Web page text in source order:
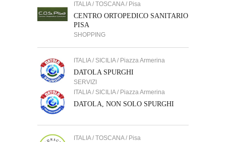
ITALIA / TOSCANA / Pisa
CENTRO ORTOPEDICO SANITARIO
PISA
SHOPPING
ITALIA / SICILIA / Piazza Armerina
DATOLA SPURGHI
SERVIZI
ITALIA / SICILIA / Piazza Armerina
DATOLA, NON SOLO SPURGHI
ITALIA / TOSCANA / Pisa